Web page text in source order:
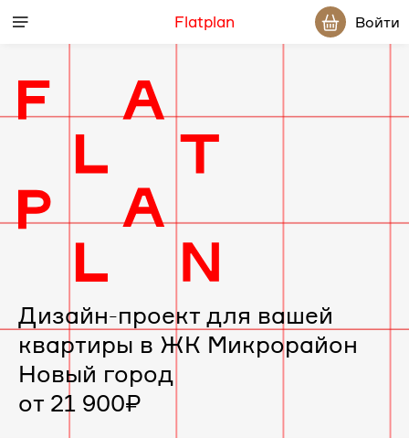
Flatplan Войти
Дизайн-
проект
интерьера
для
вашей
квартиры
в
Дизайн-проект для вашей
квартиры в ЖК Микрорайон
Новый город
от 21 900₽